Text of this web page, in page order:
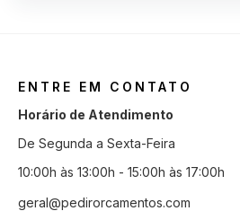
ENTRE EM CONTATO
Horário de Atendimento
De Segunda a Sexta-Feira
10:00h às 13:00h - 15:00h às 17:00h
geral@pedirorcamentos.com